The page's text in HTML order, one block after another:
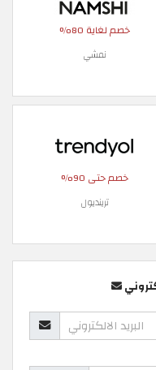
خصم لغاية 80%
نمشي
خصم حتى 90%
ترينديول